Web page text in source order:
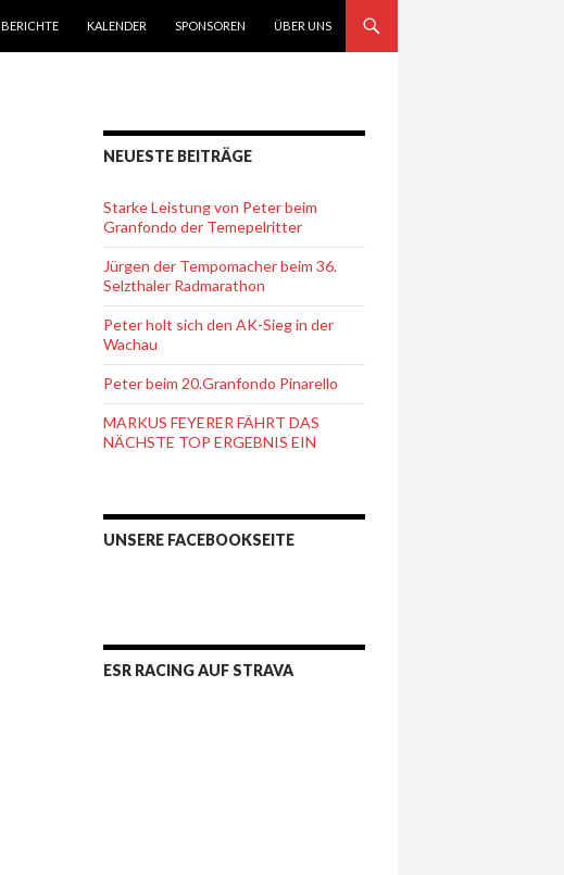
BERICHTE KALENDER SPONSOREN ÜBER UNS
NEUESTE BEITRÄGE
Starke Leistung von Peter beim
Granfondo der Temepelritter
Jürgen der Tempomacher beim 36.
Selzthaler Radmarathon
Peter holt sich den AK-Sieg in der
Wachau
Peter beim 20.Granfondo Pinarello
MARKUS FEYERER FÄHRT DAS
NÄCHSTE TOP ERGEBNIS EIN
UNSERE FACEBOOKSEITE
ESR RACING AUF STRAVA